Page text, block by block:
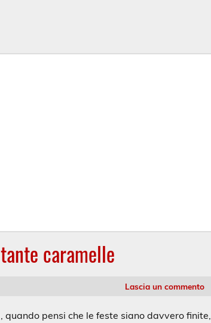
caramelle
Lascia un commento
quando pensi che le feste siano davvero finite,